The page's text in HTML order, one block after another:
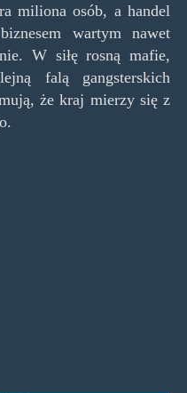
miliona osób, a handel
wartym nawet
W siłę rosną mafie,
falą gangsterskich
że kraj mierzy się z